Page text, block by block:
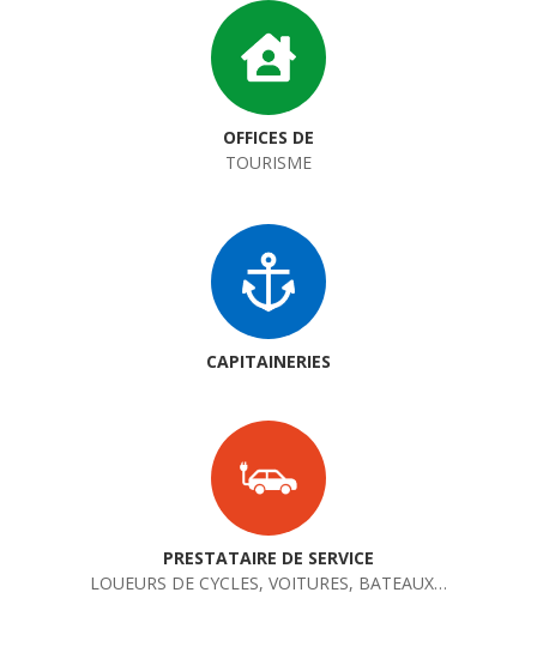
OFFICES DE
TOURISME
CAPITAINERIES
PRESTATAIRE DE SERVICE
LOUEURS DE CYCLES, VOITURES, BATEAUX…